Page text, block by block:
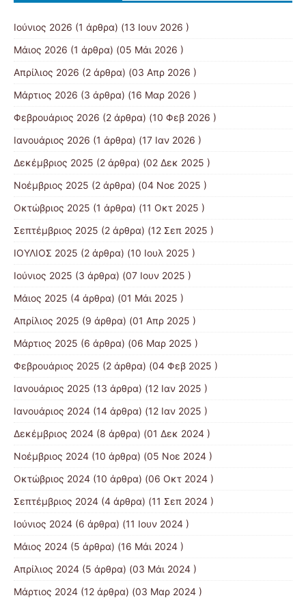
Ιούνιος 2026 (1 άρθρα) (13 Ιουν 2026 )
Μάιος 2026 (1 άρθρα) (05 Μάι 2026 )
Απρίλιος 2026 (2 άρθρα) (03 Απρ 2026 )
Μάρτιος 2026 (3 άρθρα) (16 Μαρ 2026 )
Φεβρουάριος 2026 (2 άρθρα) (10 Φεβ 2026 )
Ιανουάριος 2026 (1 άρθρα) (17 Ιαν 2026 )
Δεκέμβριος 2025 (2 άρθρα) (02 Δεκ 2025 )
Νοέμβριος 2025 (2 άρθρα) (04 Νοε 2025 )
Οκτώβριος 2025 (1 άρθρα) (11 Οκτ 2025 )
Σεπτέμβριος 2025 (2 άρθρα) (12 Σεπ 2025 )
ΙΟΥΛΙΟΣ 2025 (2 άρθρα) (10 Ιουλ 2025 )
Ιούνιος 2025 (3 άρθρα) (07 Ιουν 2025 )
Μάιος 2025 (4 άρθρα) (01 Μάι 2025 )
Απρίλιος 2025 (9 άρθρα) (01 Απρ 2025 )
Μάρτιος 2025 (6 άρθρα) (06 Μαρ 2025 )
Φεβρουάριος 2025 (2 άρθρα) (04 Φεβ 2025 )
Ιανουάριος 2025 (13 άρθρα) (12 Ιαν 2025 )
Ιανουάριος 2024 (14 άρθρα) (12 Ιαν 2025 )
Δεκέμβριος 2024 (8 άρθρα) (01 Δεκ 2024 )
Νοέμβριος 2024 (10 άρθρα) (05 Νοε 2024 )
Οκτώβριος 2024 (10 άρθρα) (06 Οκτ 2024 )
Σεπτέμβριος 2024 (4 άρθρα) (11 Σεπ 2024 )
Ιούνιος 2024 (6 άρθρα) (11 Ιουν 2024 )
Μάιος 2024 (5 άρθρα) (16 Μάι 2024 )
Απρίλιος 2024 (5 άρθρα) (03 Μάι 2024 )
Μάρτιος 2024 (12 άρθρα) (03 Μαρ 2024 )